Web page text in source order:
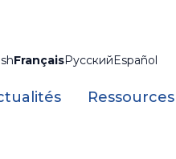
FrançaisРусскийEspañol
Ressources